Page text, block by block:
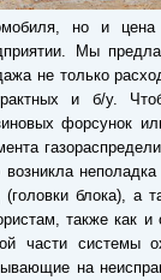
но и
Мы
не только
и б/у.
форсунок
возникла
блока), а
также как
части системы
на